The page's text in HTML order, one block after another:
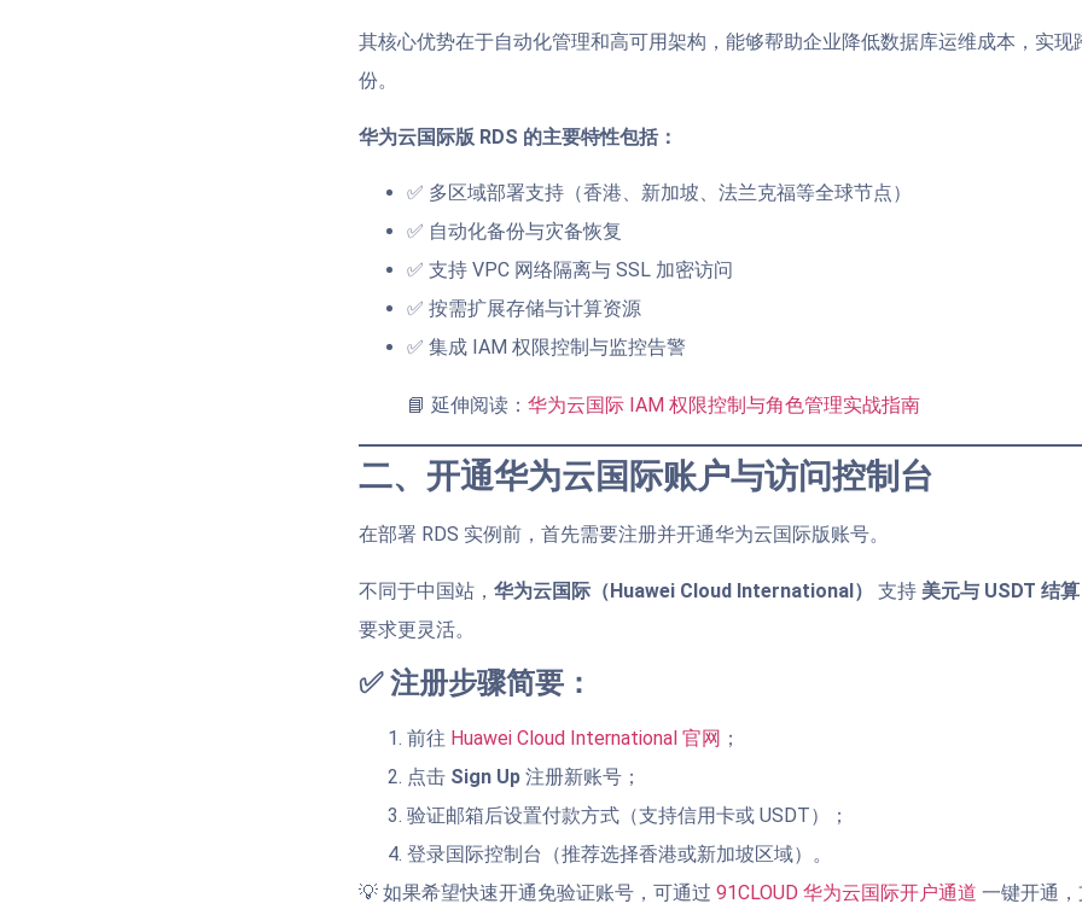
其核心优势在于自动化管理和高可用架构，能够帮助企业降低数据库运维成本，实现
份。
华为云国际版 RDS 的主要特性包括：
✅ 多区域部署支持（香港、新加坡、法兰克福等全球节点）
✅ 自动化备份与灾备恢复
✅ 支持 VPC 网络隔离与 SSL 加密访问
✅ 按需扩展存储与计算资源
✅ 集成 IAM 权限控制与监控告警
📘 延伸阅读： 华为云国际 IAM 权限控制与角色管理实战指南
二、开通华为云国际账户与访问控制台
在部署 RDS 实例前，首先需要注册并开通华为云国际版账号。
不同于中国站， 华为云国际（Huawei Cloud International） 支持 美元与 USDT 结算
要求更灵活。
✅ 注册步骤简要：
前往 Huawei Cloud International 官网 ；
点击 Sign Up 注册新账号；
验证邮箱后设置付款方式（支持信用卡或 USDT）；
登录国际控制台（推荐选择香港或新加坡区域）。
💡 如果希望快速开通免验证账号，可通过 91CLOUD 华为云国际开户通道 一键开通